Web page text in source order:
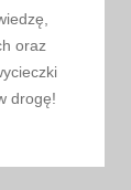
oraz
drogę!